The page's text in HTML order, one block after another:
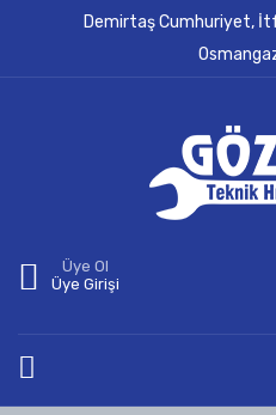
Demirtaş Cumhuriyet,
Üye Ol
Üye Girişi